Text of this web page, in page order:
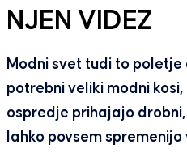
NJEN VIDEZ
Modni svet tudi to
potrebni veliki modni
ospredje prihajajo
lahko povsem